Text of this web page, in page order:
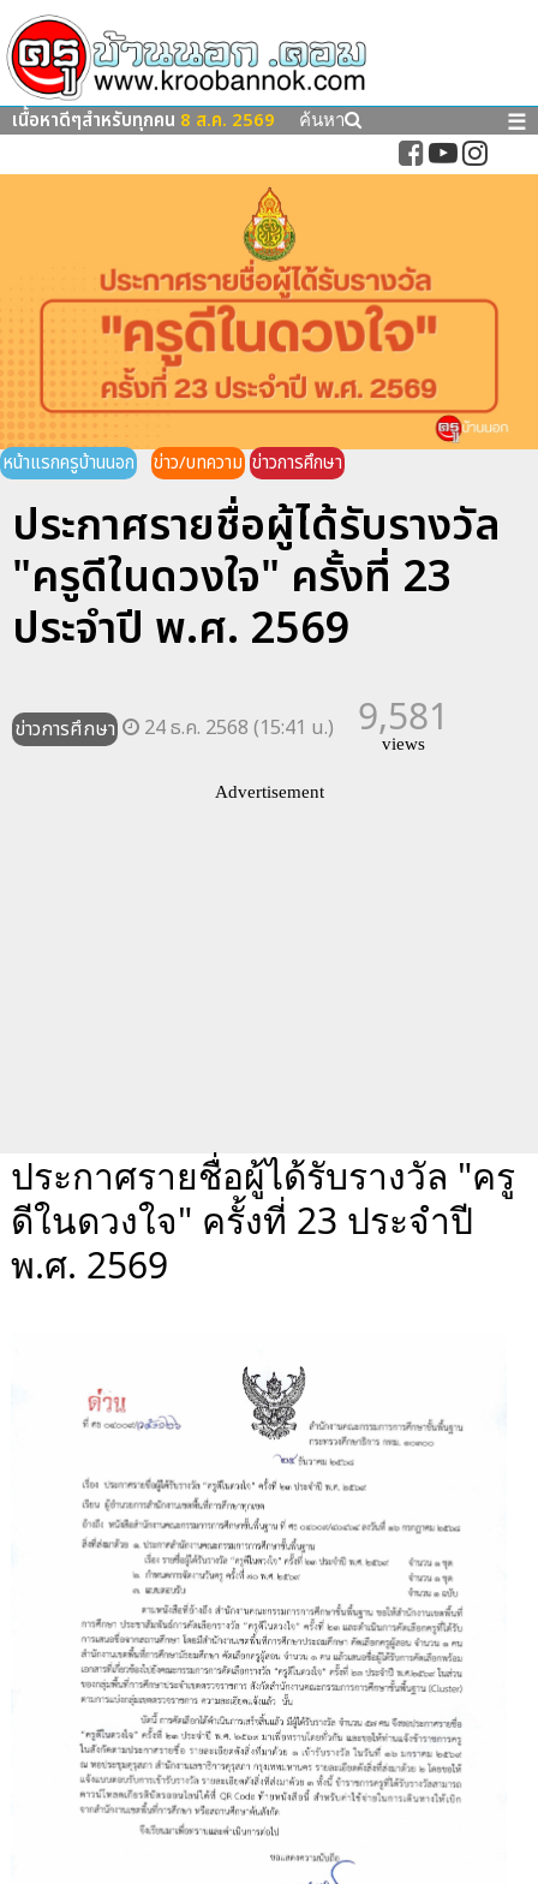
เนื้อหาดีๆสำหรับทุกคน 8 ส.ค. 2569 ค้นหา ☰
หน้าแรกครูบ้านนอก ข่าว/บทความ ข่าวการศึกษา
ประกาศรายชื่อผู้ได้รับรางวัล
"ครูดีในดวงใจ" ครั้งที่ 23
ประจำปี พ.ศ. 2569
ข่าวการศึกษา 24 ธ.ค. 2568 (15:41 น.) 9,581
views
Advertisement
ประกาศรายชื่อผู้ได้รับรางวัล "ครู
ดีในดวงใจ" ครั้งที่ 23 ประจำปี
พ.ศ. 2569